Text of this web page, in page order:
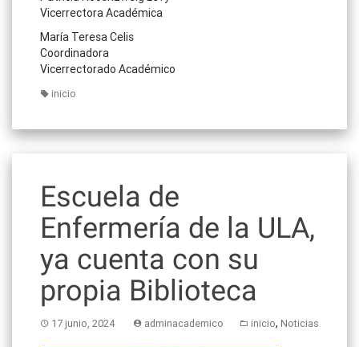
Vicerrectora Académica
María Teresa Celis
Coordinadora
Vicerrectorado Académico
inicio
Escuela de
Enfermería de la ULA,
ya cuenta con su
propia Biblioteca
17 junio, 2024 adminacademico inicio, Noticias